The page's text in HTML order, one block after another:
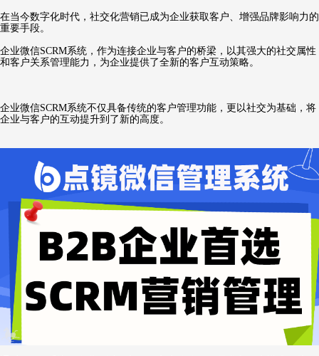
在当今数字化时代，社交化营销已成为企业获取客户、增强品牌影响力的
重要手段。
企业微信SCRM系统，作为连接企业与客户的桥梁，以其强大的社交属性
和客户关系管理能力，为企业提供了全新的客户互动策略。
企业微信SCRM系统不仅具备传统的客户管理功能，更以社交为基础，将
企业与客户的互动提升到了新的高度。